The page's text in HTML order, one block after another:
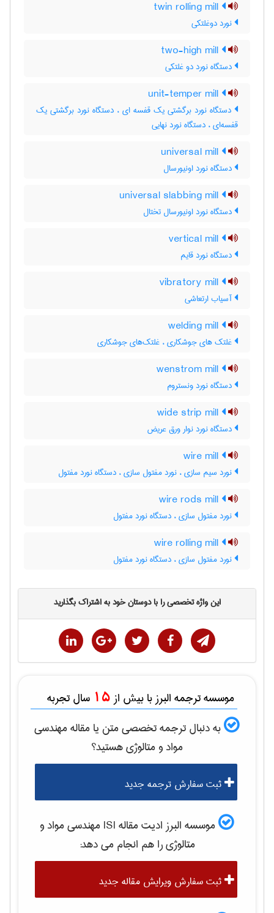
نورد دوغلتکی
دستگاه نورد دو غلتکی
دستگاه نورد برگشتی یک قفسه ای ، دستگاه نورد برگشتی یک
قفسه‌ای ، دستگاه نورد نهایی
دستگاه نورد اونیورسال
دستگاه نورد اونیورسال تختال
دستگاه نورد قایم
آسیاب ارتعاشی
غلتک های جوشکاری ، غلتک‌های جوشکاری
دستگاه نورد ونستروم
دستگاه نورد نوار ورق عریض
نورد سیم سازی ، نورد مفتول سازی ، دستگاه نورد مفتول
نورد مفتول سازی ، دستگاه نورد مفتول
نورد مفتول سازی ، دستگاه نورد مفتول
این واژه تخصصی را با دوستان خود به اشتراک بگذارید
موسسه ترجمه البرز با بیش از 15 سال تجربه
به دنبال ترجمه تخصصی متن یا مقالهمهندسی
مواد و متالوژیهستید؟
ثبت سفارش ترجمه جدید
موسسه البرز ادیت مقاله ISI
مهندسی مواد و
متالوژیرا هم انجام می دهد:
ثبت سفارش ویرایش مقاله جدید